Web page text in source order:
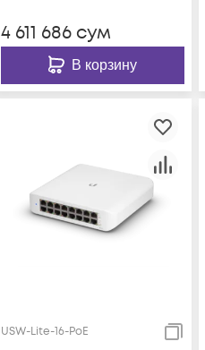
4 611 686сум
В корзину
USW-Lite-16-PoE